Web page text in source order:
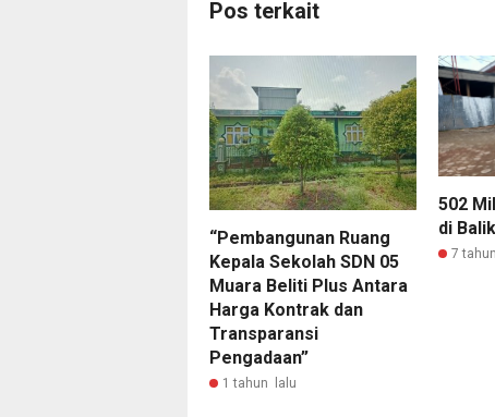
Pos terkait
“Pembangunan Ruang
Kepala Sekolah SDN 05
Muara Beliti Plus Antara
Harga Kontrak dan
Transparansi
Pengadaan”
1 tahun lalu
502
di
7